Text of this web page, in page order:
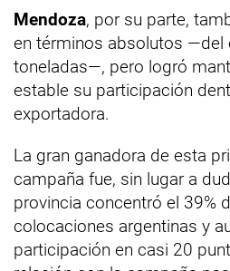
Mendoza, por su parte,
en términos absolutos —del
toneladas—, pero logró
estable su participación
exportadora.
La gran ganadora de esta
campaña fue, sin lugar a
provincia concentró el 39%
colocaciones argentinas y
participación en casi 20